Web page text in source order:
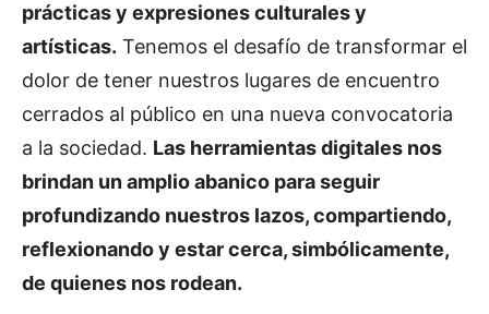
prácticas y expresiones culturales y
artísticas. Tenemos el desafío de transformar el
dolor de tener nuestros lugares de encuentro
cerrados al público en una nueva convocatoria
a la sociedad. Las herramientas digitales nos
brindan un amplio abanico para seguir
profundizando nuestros lazos, compartiendo,
reflexionando y estar cerca, simbólicamente,
de quienes nos rodean.